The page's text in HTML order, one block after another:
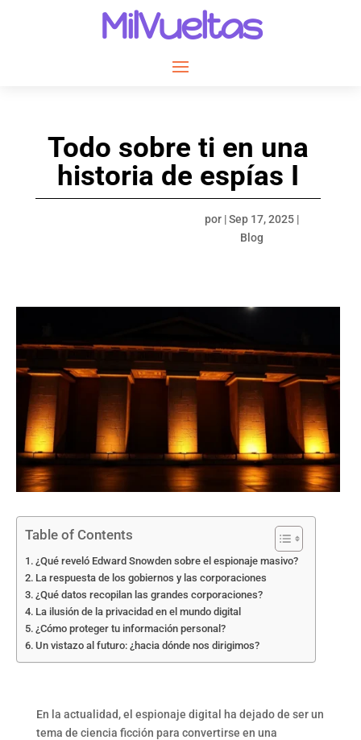
MilVueltas
Todo sobre ti en una
historia de espías I
por |Sep 17, 2025 |
Blog
Table of Contents
¿Qué reveló Edward Snowden sobre el espionaje masivo?
La respuesta de los gobiernos y las corporaciones
¿Qué datos recopilan las grandes corporaciones?
La ilusión de la privacidad en el mundo digital
¿Cómo proteger tu información personal?
Un vistazo al futuro: ¿hacia dónde nos dirigimos?
En la actualidad, el espionaje digital ha dejado de ser un
tema de ciencia ficción para convertirse en una